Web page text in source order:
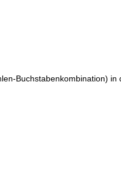
Buchstabenkombination) in